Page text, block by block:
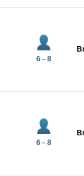
6 – 8
6 – 8